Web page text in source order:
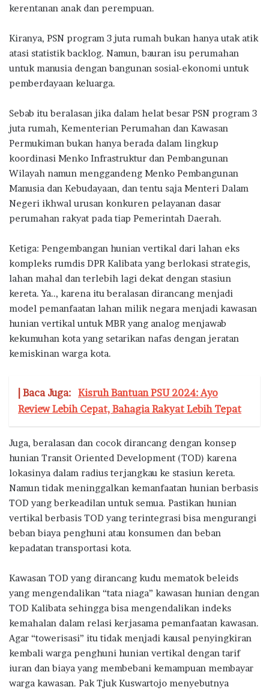
kerentanan anak dan perempuan.
Kiranya, PSN program 3 juta rumah bukan hanya utak atik
atasi statistik backlog. Namun, bauran isu perumahan
untuk manusia dengan bangunan sosial-ekonomi untuk
pemberdayaan keluarga.
Sebab itu beralasan jika dalam helat besar PSN program 3
juta rumah, Kementerian Perumahan dan Kawasan
Permukiman bukan hanya berada dalam lingkup
koordinasi Menko Infrastruktur dan Pembangunan
Wilayah namun menggandeng Menko Pembangunan
Manusia dan Kebudayaan, dan tentu saja Menteri Dalam
Negeri ikhwal urusan konkuren pelayanan dasar
perumahan rakyat pada tiap Pemerintah Daerah.
Ketiga: Pengembangan hunian vertikal dari lahan eks
kompleks rumdis DPR Kalibata yang berlokasi strategis,
lahan mahal dan terlebih lagi dekat dengan stasiun
kereta. Ya.., karena itu beralasan dirancang menjadi
model pemanfaatan lahan milik negara menjadi kawasan
hunian vertikal untuk MBR yang analog menjawab
kekumuhan kota yang setarikan nafas dengan jeratan
kemiskinan warga kota.
| Baca Juga: Kisruh Bantuan PSU 2024: Ayo
Review Lebih Cepat, Bahagia Rakyat Lebih Tepat
Juga, beralasan dan cocok dirancang dengan konsep
hunian Transit Oriented Development (TOD) karena
lokasinya dalam radius terjangkau ke stasiun kereta.
Namun tidak meninggalkan kemanfaatan hunian berbasis
TOD yang berkeadilan untuk semua. Pastikan hunian
vertikal berbasis TOD yang terintegrasi bisa mengurangi
beban biaya penghuni atau konsumen dan beban
kepadatan transportasi kota.
Kawasan TOD yang dirancang kudu mematok beleids
yang mengendalikan “tata niaga” kawasan hunian dengan
TOD Kalibata sehingga bisa mengendalikan indeks
kemahalan dalam relasi kerjasama pemanfaatan kawasan.
Agar “towerisasi” itu tidak menjadi kausal penyingkiran
kembali warga penghuni hunian vertikal dengan tarif
iuran dan biaya yang membebani kemampuan membayar
warga kawasan. Pak Tjuk Kuswartojo menyebutnya